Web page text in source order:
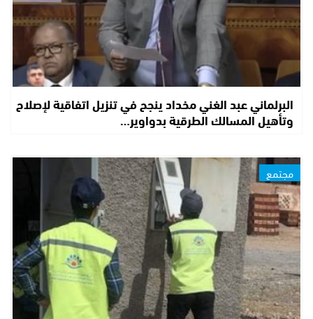
البرلماني عبد الغني مخداد ينجح في تنزيل اتفاقية لإصلاح
وتأهيل المسالك الطرقية بدواوير…
مجتمع